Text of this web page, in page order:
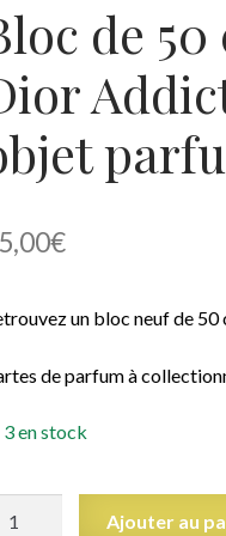
de
€
un bloc neuf de
de parfum à
3 en stock
Ajouter au